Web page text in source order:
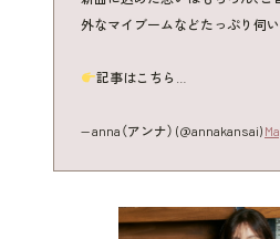
外なマイブームなどたっぷり伺
記事はこちら…
— anna（アンナ） (@annakansai)